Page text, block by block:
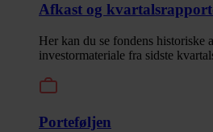
Afkast og
Her kan du se fondens historiske
investormateriale fra sidste
Porteføljen